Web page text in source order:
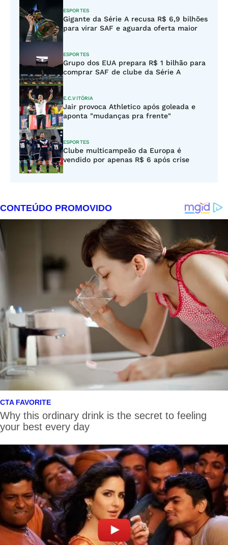
ESPORTES
Gigante da Série A recusa R$ 6,9 bilhões
para virar SAF e aguarda oferta maior
ESPORTES
Grupo dos EUA prepara R$ 1 bilhão para
comprar SAF de clube da Série A
E.C.VITÓRIA
Jair provoca Athletico após goleada e
aponta "mudanças pra frente"
ESPORTES
Clube multicampeão da Europa é
vendido por apenas R$ 6 após crise